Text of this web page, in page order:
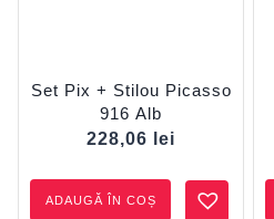
Set Pix + Stilou Picasso
916 Alb
228,06
lei
ADAUGĂ ÎN COȘ